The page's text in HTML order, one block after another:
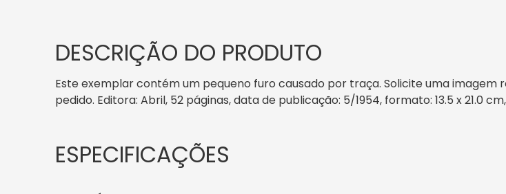
DESCRIÇÃO DO PRODUTO
Este exemplar contém um pequeno furo causado por traça. Solicite uma imagem
pedido. Editora: Abril, 52 páginas, data de publicação: 5/1954, formato: 13.5 x 21.0